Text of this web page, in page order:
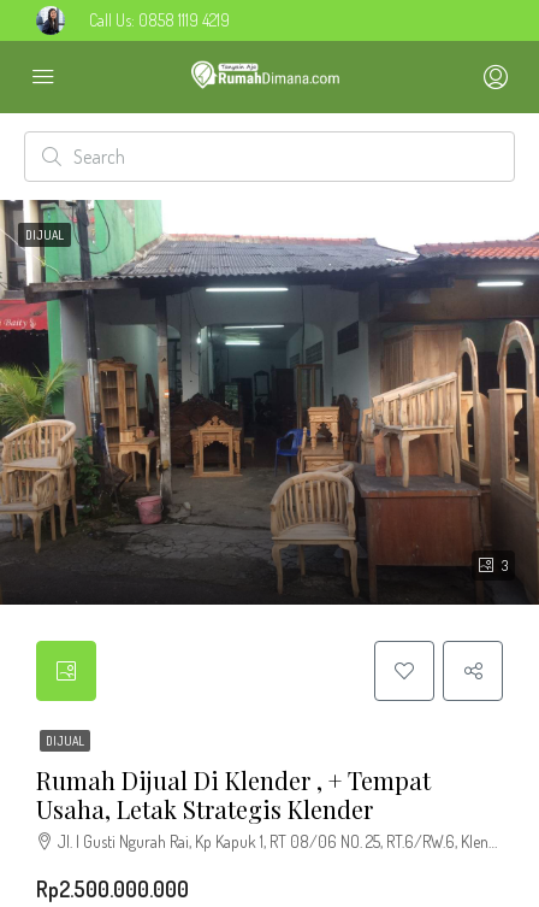
Call Us: 0858 1119 4219
3
DIJUAL
DIJUAL
Rumah Dijual Di Klender , + Tempat
Usaha, Letak Strategis Klender
Jl. I Gusti Ngurah Rai, Kp Kapuk 1, RT 08/06 NO. 25, RT.6/RW.6, Klender, Kec. Duren Sawit, Kota Jakarta Timur, Daerah Khusus Ibukota Jakarta 13470, Indonesia
Rp2.500.000.000